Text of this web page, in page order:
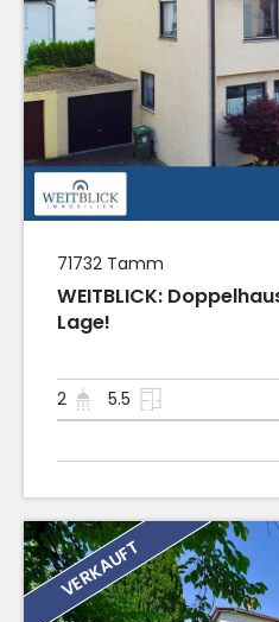
71732 Tamm
WEITBLICK:
Lage!
2
5.5
VERKAUFT